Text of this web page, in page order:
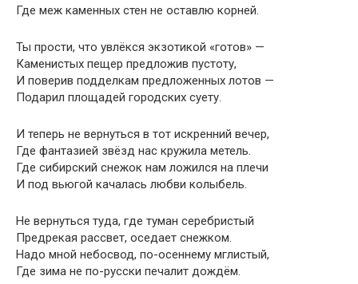
Где меж каменных стен не оставлю корней.
Ты прости, что увлёкся экзотикой «готов» —
Каменистых пещер предложив пустоту,
И поверив подделкам предложенных лотов —
Подарил площадей городских суету.
И теперь не вернуться в тот искренний вечер,
Где фантазией звёзд нас кружила метель.
Где сибирский снежок нам ложился на плечи
И под вьюгой качалась любви колыбель.
Не вернуться туда, где туман серебристый
Предрекая рассвет, оседает снежком.
Надо мной небосвод, по-осеннему мглистый,
Где зима не по-русски печалит дождём.